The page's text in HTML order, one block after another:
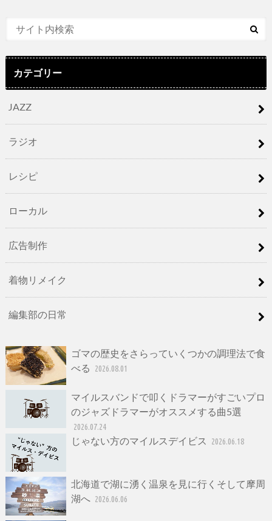
カテゴリー
JAZZ
ラジオ
レシピ
ローカル
広告制作
着物リメイク
編集部の日常
ゴマの歴史をさらっていくつかの調理法で食
べる
2026.08.01
マイルスバンドで叩くドラマーがすごいプロ
のジャズドラマーがオススメする曲5選
2026.07.24
じゃない方のマイルスデイビス 2026.06.18
北海道で湖に湧く温泉を見に行くそして摩周
湖へ 2026.06.06